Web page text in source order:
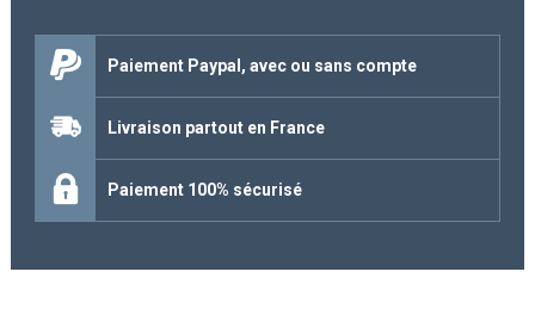
Paiement Paypal, avec ou sans compte
Livraison partout en France
Paiement 100% sécurisé